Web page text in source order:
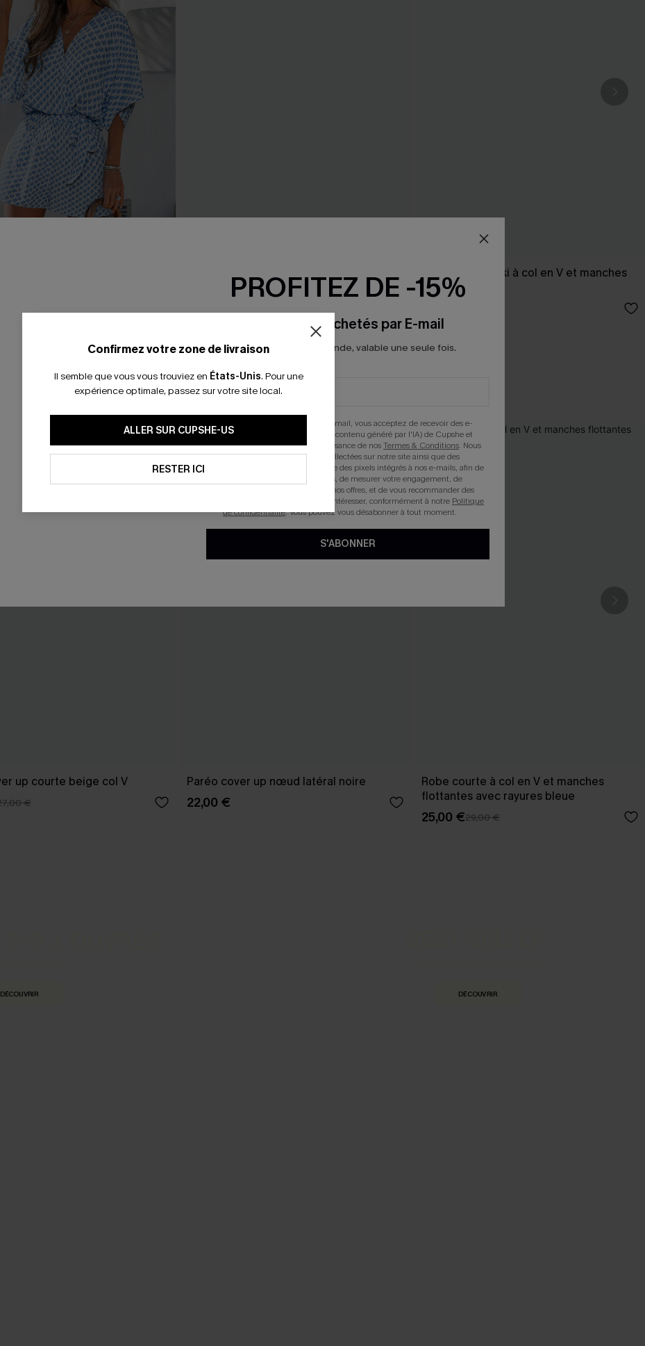
boutonné
34,00 €
Robe courte kaki à col en V et manches
courtes
up courte beige col V
€
Paréo cover up nœud latéral noire
22,00 €
Robe courte à col en V et manches
flottantes avec rayures bleue
25,00 €29,00 €
DÉCOUVRIR DÉCOUVRIR
Confirmez votre zone de livraison
Il semble que vous vous trouviez en États-Unis. Pour une
expérience optimale, passez sur votre site local.
ALLER SUR CUPSHE-US
RESTER ICI
PROFITEZ DE -15%
-15% dès 2 Achetés par E-mail
*Un code par commande, valable une seule fois.
En soumettant votre adresse e-mail, vous acceptez de recevoir des e-
mails marketing (y compris du contenu généré par l'IA) de Cupshe et
reconnaissez avoir pris connaissance de nosTermes & Conditions. Nous
pouvons utiliser les données collectées sur notre site ainsi que des
technologies de suivi, telles que des pixels intégrés à nos e-mails, afin de
savoir si ceux-ci ont été ouverts, de mesurer votre engagement, de
personnaliser nos contenus et nos offres, et de vous recommander des
produits susceptibles de vous intéresser, conformément à notre Politique
de confidentialité. Vous pouvez vous désabonner à tout moment.
S'ABONNER